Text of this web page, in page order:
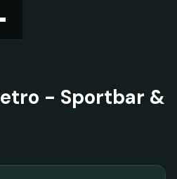
- Sportbar &